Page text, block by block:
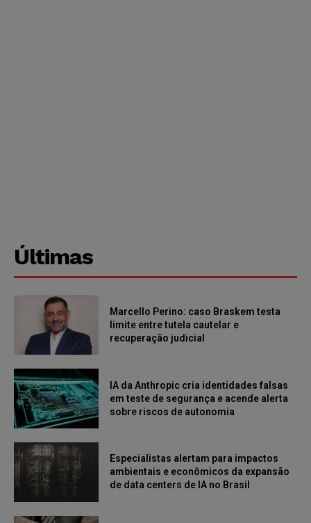
Últimas
Marcello Perino: caso Braskem testa
limite entre tutela cautelar e
recuperação judicial
IA da Anthropic cria identidades falsas
em teste de segurança e acende alerta
sobre riscos de autonomia
Especialistas alertam para impactos
ambientais e econômicos da expansão
de data centers de IA no Brasil